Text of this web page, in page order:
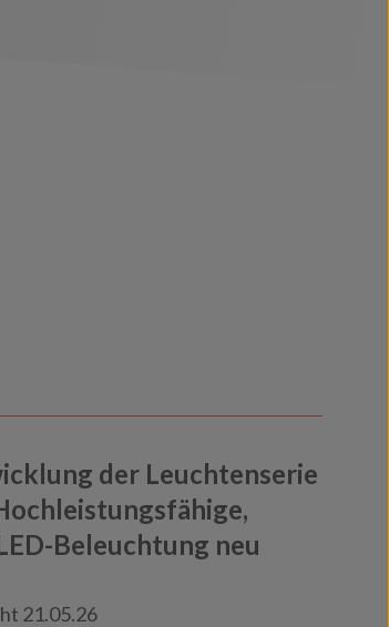
der Leuchtenserie
Beleuchtung neu
21.05.26